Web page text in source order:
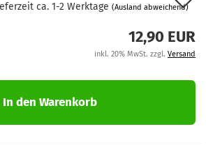
ca. 1-2 Werktage (Ausland abweichend)
12,90 EUR
inkl. 20% MwSt. zzgl. Versand
In den Warenkorb